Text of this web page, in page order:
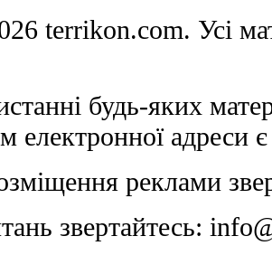
terrikon.com. Усі
будь-яких
електронної адреси
реклами
звертайтесь: